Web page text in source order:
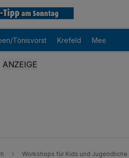
Tönisvorst Krefeld Meerbusch
Workshops für Kids und